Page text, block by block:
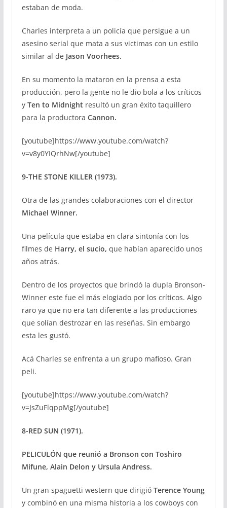
estaban de moda.
Charles interpreta a un policía que persigue a un
asesino serial que mata a sus victimas con un estilo
similar al de Jason Voorhees.
En su momento la mataron en la prensa a esta
producción, pero la gente no le dio bola a los críticos
y Ten to Midnight resultó un gran éxito taquillero
para la productora Cannon.
[youtube]https://www.youtube.com/watch?
v=v8y0YIQrhNw[/youtube]
9-THE STONE KILLER (1973).
Otra de las grandes colaboraciones con el director
Michael Winner.
Una película que estaba en clara sintonía con los
filmes de Harry, el sucio, que habían aparecido unos
años atrás.
Dentro de los proyectos que brindó la dupla Bronson-
Winner este fue el más elogiado por los críticos. Algo
raro ya que no era tan diferente a las producciones
que solían destrozar en las reseñas. Sin embargo
esta les gustó.
Acá Charles se enfrenta a un grupo mafioso. Gran
peli.
[youtube]https://www.youtube.com/watch?
v=JsZuFlqppMg[/youtube]
8-RED SUN (1971).
PELICULÓN que reunió a Bronson con Toshiro
Mifune, Alain Delon y Ursula Andress.
Un gran spaguetti western que dirigióTerence Young
y combinó en una misma historia a los cowboys con